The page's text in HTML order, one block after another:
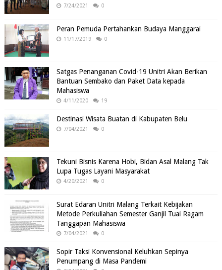
7/24/2021 0
Peran Pemuda Pertahankan Budaya Manggarai
11/17/2019 0
Satgas Penanganan Covid-19 Unitri Akan Berikan
Bantuan Sembako dan Paket Data kepada
Mahasiswa
4/11/2020 19
Destinasi Wisata Buatan di Kabupaten Belu
7/04/2021 0
Tekuni Bisnis Karena Hobi, Bidan Asal Malang Tak
Lupa Tugas Layani Masyarakat
4/20/2021 0
Surat Edaran Unitri Malang Terkait Kebijakan
Metode Perkuliahan Semester Ganjil Tuai Ragam
Tanggapan Mahasiswa
7/04/2021 0
Sopir Taksi Konvensional Keluhkan Sepinya
Penumpang di Masa Pandemi